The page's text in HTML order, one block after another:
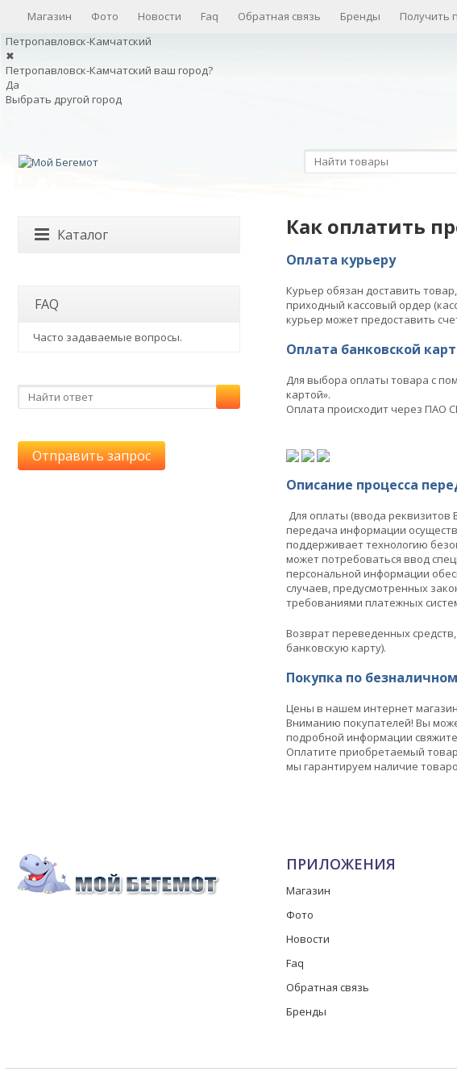
Магазин Фото Новости Faq Обратная связь Бренды Получить
Петропавловск-Камчатский
✖
Петропавловск-Камчатский ваш город?
Да
Выбрать другой город
Каталог
FAQ
Часто задаваемые вопросы.
Отправить запрос
Как оплатить
Оплата курьеру
Курьер обязан доставить
приходный кассовый ордер
курьер может предоставить
Оплата банковской
Для выбора оплаты товара с
картой».
Оплата происходит через ПАО
Описание процесса
Для оплаты (ввода
передача информации
поддерживает технологию
может потребоваться ввод
персональной информации
случаев, предусмотренных
требованиями платежных
Возврат переведенных
банковскую карту).
Покупка по
Цены в нашем интернет
Вниманию покупателей! Вы
подробной информации
Оплатите приобретаемый
мы гарантируем наличие
ПРИЛОЖЕНИЯ
Магазин
Фото
Новости
Faq
Обратная связь
Бренды